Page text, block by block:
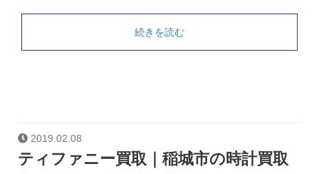
続きを読む
2019.02.08
ティファニー買取｜稲城市の時計買取